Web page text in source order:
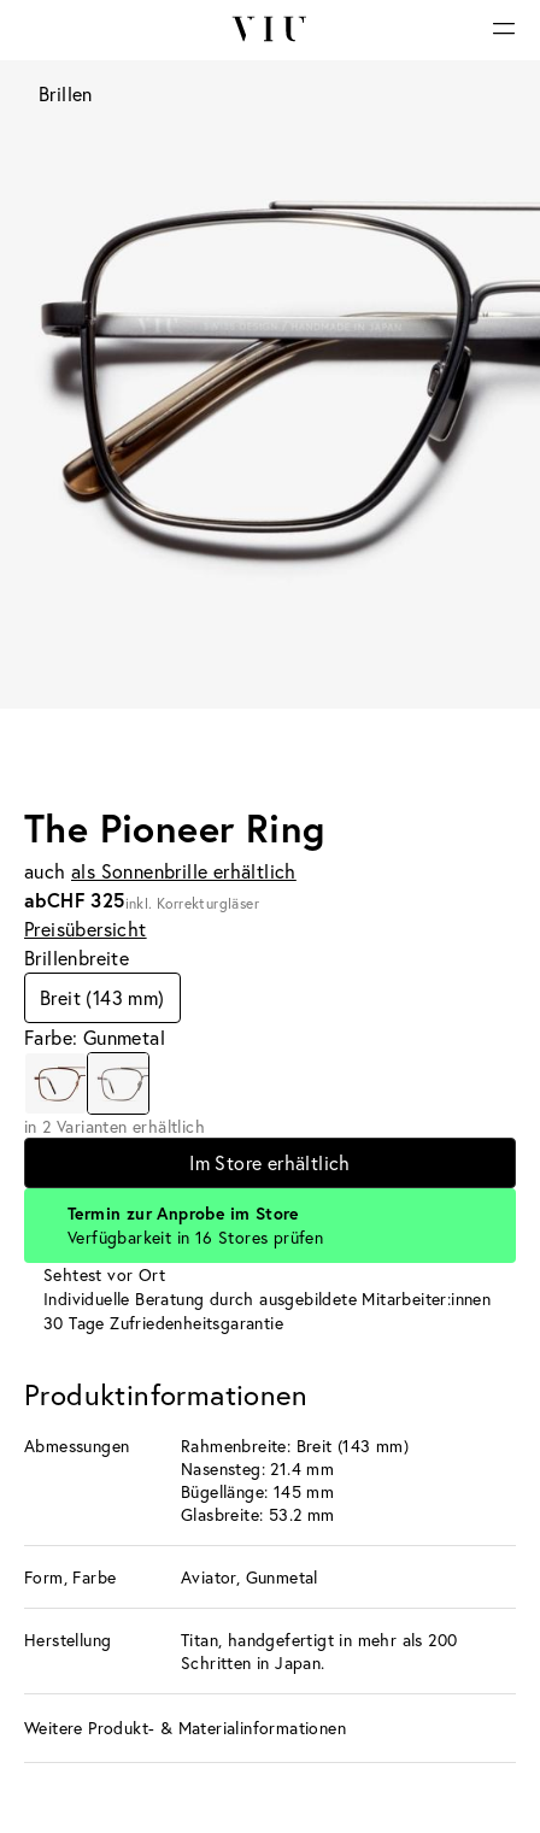
Brillen
The Pioneer Ring
auch als Sonnenbrille erhältlich
abCHF 325inkl. Korrekturgläser
Preisübersicht
Brillenbreite
Breit (143 mm)
Farbe: Gunmetal
in 2 Varianten erhältlich
Im Store erhältlich
Termin zur Anprobe im Store
Verfügbarkeit in 16 Stores prüfen
Sehtest vor Ort
Individuelle Beratung durch ausgebildete Mitarbeiter:innen
30 Tage Zufriedenheitsgarantie
Produktinformationen
Abmessungen
Rahmenbreite: Breit (143 mm)
Nasensteg: 21.4 mm
Bügellänge: 145 mm
Glasbreite: 53.2 mm
Form, Farbe Aviator, Gunmetal
Herstellung
Titan, handgefertigt in mehr als 200
Schritten in Japan.
Weitere Produkt- & Materialinformationen